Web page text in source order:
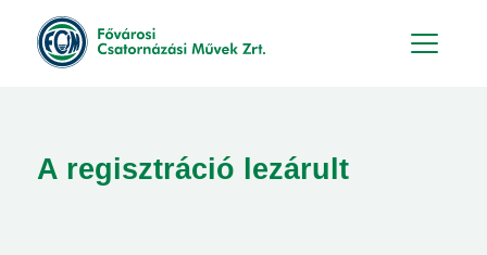
A regisztráció lezárult